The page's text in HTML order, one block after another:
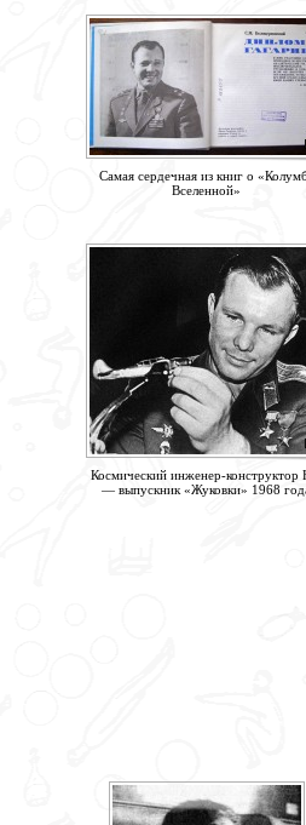
Самая сердечная из книг о
Вселенной»
Космический инженер-
— выпускник «Жуковки» 1968